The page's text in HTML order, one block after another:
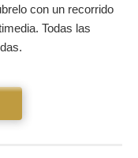
con un recorrido
Todas las